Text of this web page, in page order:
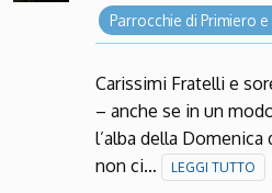
Parrocchie di Primiero e
Carissimi Fratelli e
– anche se in un
l’alba della Domenica
non ci…
LEGGI TUTTO